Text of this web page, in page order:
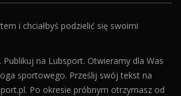
i chciałbyś podzielić się swoimi
na Lubsport. Otwieramy dla Was
sportowego. Prześlij swój tekst na
. Po okresie próbnym otrzymasz od